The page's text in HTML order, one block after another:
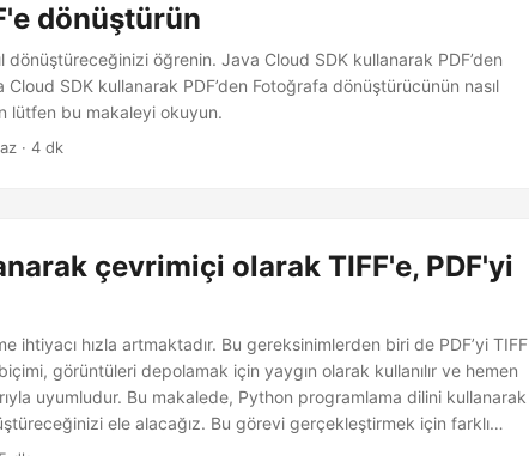
dönüştürün
dönüştüreceğinizi öğrenin. Java Cloud SDK kullanarak PDF’den
SDK kullanarak PDF’den Fotoğrafa dönüştürücünün nasıl
lütfen bu makaleyi okuyun.
· 4 dk
çevrimiçi olarak TIFF'e, PDF'yi
ihtiyacı hızla artmaktadır. Bu gereksinimlerden biri de PDF’yi TIFF
görüntüleri depolamak için yaygın olarak kullanılır ve hemen
uyumludur. Bu makalede, Python programlama dilini kullanarak
ele alacağız. Bu görevi gerçekleştirmek için farklı
ve dönüştürme sürecinde size yardımcı olacak adım adım bir